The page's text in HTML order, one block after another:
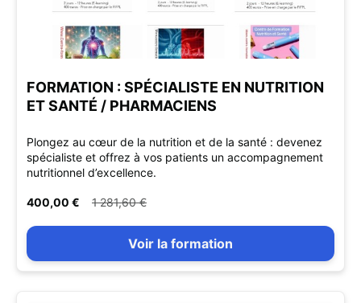
FORMATION : SPÉCIALISTE EN NUTRITION
ET SANTÉ / PHARMACIENS
Plongez au cœur de la nutrition et de la santé : devenez
spécialiste et offrez à vos patients un accompagnement
nutritionnel d’excellence.
400,00 € 1 281,60 €
Voir la formation